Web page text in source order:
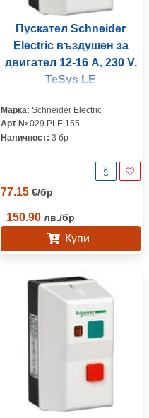
Пускател Schneider
Electric въздушен за
двигател 12-16 A, 230 V,
TeSys LE
Марка: Schneider Electric
Арт № 029 PLE 155
Наличност: 3 бр
77.15 €/бр
150.90 лв./бр
Купи